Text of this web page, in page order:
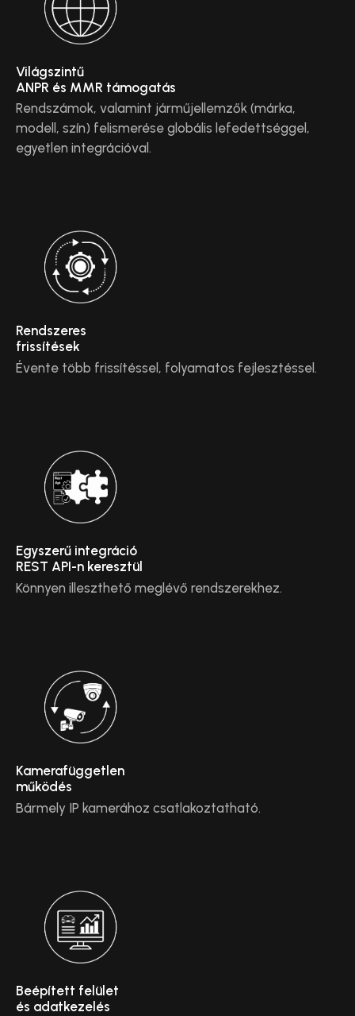
Világszintű
ANPR és MMR támogatás
Rendszámok, valamint járműjellemzők (márka,
modell, szín) felismerése globális lefedettséggel,
egyetlen integrációval.
Rendszeres
frissítések
Évente több frissítéssel, folyamatos fejlesztéssel.
Egyszerű integráció
REST API-n keresztül
Könnyen illeszthető meglévő rendszerekhez.
Kamerafüggetlen
működés
Bármely IP kamerához csatlakoztatható.
Beépített felület
és adatkezelés